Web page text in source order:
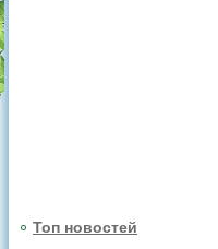
Топ новостей